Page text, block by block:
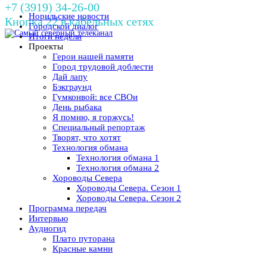
+7 (3919) 34-26-00
Кнопка 22 в кабельных сетях
Норильские новости
Городской диалог
Итоги недели
Проекты
Герои нашей памяти
Город трудовой доблести
Дай лапу
Бэкграунд
Гумконвой: все СВОи
День рыбака
Я помню, я горжусь!
Специальный репортаж
Творят, что хотят
Технология обмана
Технология обмана 1
Технология обмана 2
Хороводы Севера
Хороводы Севера. Сезон 1
Хороводы Севера. Сезон 2
Программа передач
Интервью
Аудиогид
Плато путорана
Красные камни